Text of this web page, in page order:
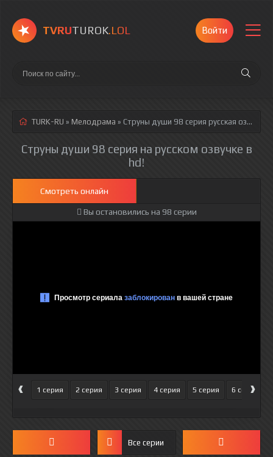
TVRUTUROK.LOL Войти
TURK-RU » Мелодрама » Струны души 98 серия русская озвучка полностью смотреть онлайн!
Струны души 98 серия на русском озвучке в
hd!
Смотреть онлайн
Вы остановились на 98 серии
‹ 1 серия 2 серия 3 серия 4 серия 5 серия 6 серия
›
Все серии